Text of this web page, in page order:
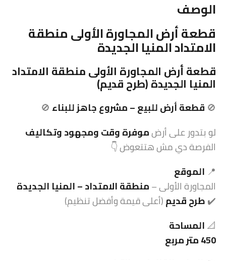
الوصف
قطعة أرض المجاورة الأولى منطقة
الامتداد المنيا الجديدة
قطعة أرض المجاورة الأولىمنطقة الامتداد
المنيا الجديدة(طرح قديم)
🚫 قطعة أرض للبيع – مشروع جاهز للبناء 🚫
لو بتدور على أرضموفرة وقت ومجهود وتكاليف
الفرصة دي مش هتتعوض 👇
📍 الموقع
المجاورة الأولى –منطقة الامتداد – المنيا الجديدة
✔️طرح قديم(أعلى قيمة وأفضل تنظيم)
📐المساحة
450 متر مربع